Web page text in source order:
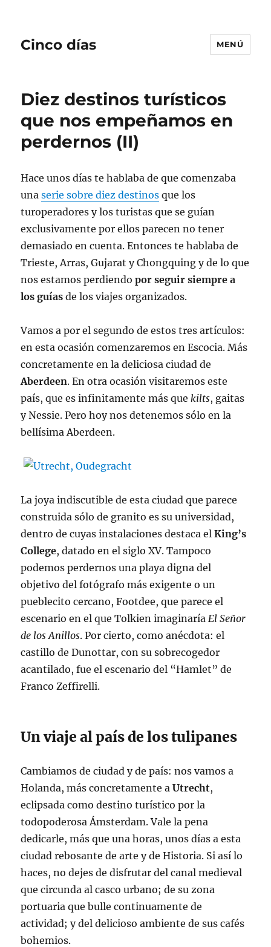
Cinco días MENÚ
Diez destinos turísticos
que nos empeñamos en
perdernos (II)
Hace unos días te hablaba de que comenzaba
unaserie sobre diez destinos que los
turoperadores y los turistas que se guían
exclusivamente por ellos parecen no tener
demasiado en cuenta. Entonces te hablaba de
Trieste, Arras, Gujarat y Chongquing y de lo que
nos estamos perdiendopor seguir siempre a
los guías de los viajes organizados.
Vamos a por el segundo de estos tres artículos:
en esta ocasión comenzaremos en Escocia. Más
concretamente en la deliciosa ciudad de
Aberdeen. En otra ocasión visitaremos este
país, que es infinitamente más quekilts, gaitas
y Nessie. Pero hoy nos detenemos sólo en la
bellísima Aberdeen.
La joya indiscutible de esta ciudad que parece
construida sólo de granito es su universidad,
dentro de cuyas instalaciones destaca elKing’s
College, datado en el siglo XV. Tampoco
podemos perdernos una playa digna del
objetivo del fotógrafo más exigente o un
pueblecito cercano, Footdee, que parece el
escenario en el que Tolkien imaginaríaEl Señor
de los Anillos. Por cierto, como anécdota: el
castillo de Dunottar, con su sobrecogedor
acantilado, fue el escenario del “Hamlet” de
Franco Zeffirelli.
Un viaje al país de los tulipanes
Cambiamos de ciudad y de país: nos vamos a
Holanda, más concretamente aUtrecht,
eclipsada como destino turístico por la
todopoderosa Ámsterdam. Vale la pena
dedicarle, más que una horas, unos días a esta
ciudad rebosante de arte y de Historia. Si así lo
haces, no dejes de disfrutar del canal medieval
que circunda al casco urbano; de su zona
portuaria que bulle continuamente de
actividad; y del delicioso ambiente de sus cafés
bohemios.